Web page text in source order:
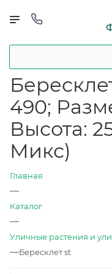
490;
Высота:
Микс)
Главная
—
Каталог
—
Уличные растения и
—Бересклет st